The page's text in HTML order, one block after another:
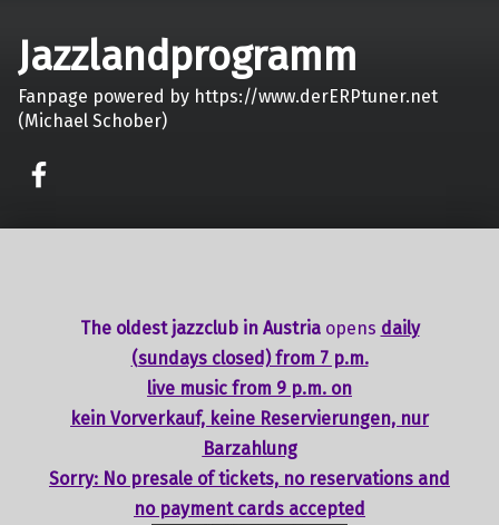
Jazzlandprogramm
Fanpage powered by https://www.derERPtuner.net
(Michael Schober)
The oldest jazzclub in Austria opens daily
(sundays closed) from 7 p.m.
live music from 9 p.m. on
kein Vorverkauf, keine Reservierungen, nur
Barzahlung
Sorry: No presale of tickets, no reservations and
no payment cards accepted